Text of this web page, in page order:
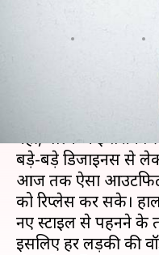
अगर आपके पास सफेद
नहीं, बल्कि कई
बड़े-बड़े डिजाइनर्स से
आज तक ऐसा आउटफिट
को रिप्लेस कर सके।
नए स्टाइल से पहनने के
इसलिए हर लड़की की